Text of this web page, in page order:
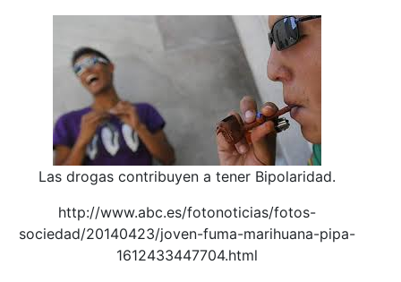
Las drogas contribuyen a tener Bipolaridad.
http://www.abc.es/fotonoticias/fotos-
sociedad/20140423/joven-fuma-marihuana-pipa-
1612433447704.html